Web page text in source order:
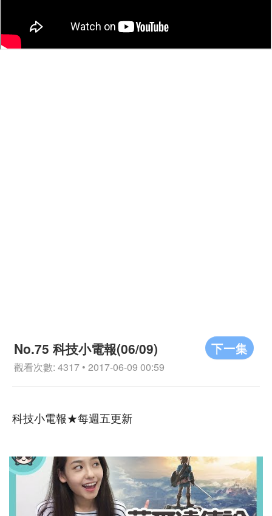
下一集
No.75 科技小電報(06/09)
觀看次數: 4317 • 2017-06-09 00:59
科技小電報★每週五更新